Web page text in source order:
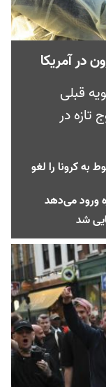
در آمریکا
که بی‌ای.۲ از سویه قبلی
در
به کرونا را لغو
ورود می‌دهد
شد